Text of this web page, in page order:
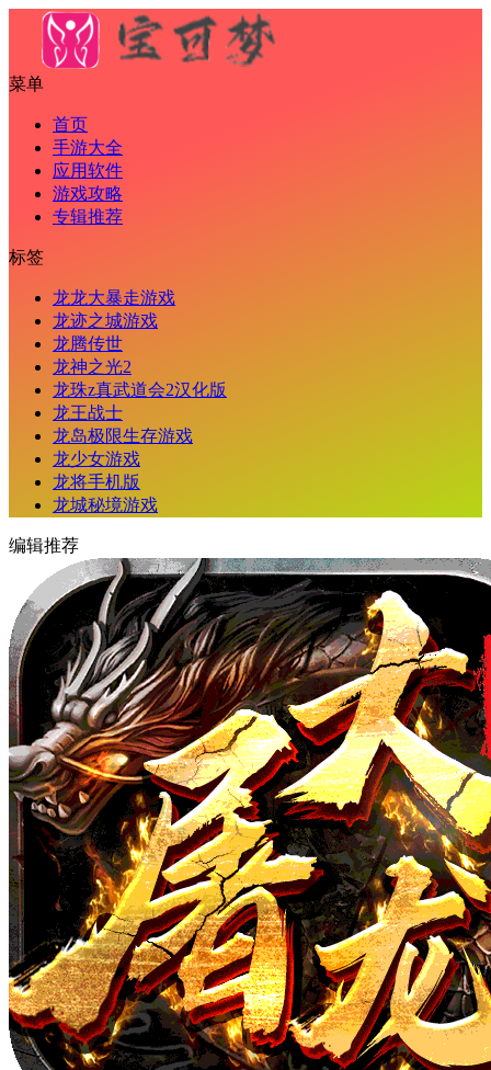
菜单
首页
手游大全
应用软件
游戏攻略
专辑推荐
标签
龙龙大暴走游戏
龙迹之城游戏
龙腾传世
龙神之光2
龙珠z真武道会2汉化版
龙王战士
龙岛极限生存游戏
龙少女游戏
龙将手机版
龙城秘境游戏
编辑推荐